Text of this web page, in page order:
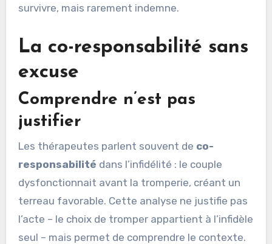
survivre, mais rarement indemne.
La co-responsabilité sans
excuse
Comprendre n’est pas
justifier
Les thérapeutes parlent souvent de co-
responsabilité dans l’infidélité : le couple
dysfonctionnait avant la tromperie, créant un
terreau favorable. Cette analyse ne justifie pas
l’acte – le choix de tromper appartient à l’infidèle
seul – mais permet de comprendre le contexte.